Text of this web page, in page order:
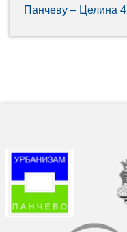
Панчеву – Целина 4